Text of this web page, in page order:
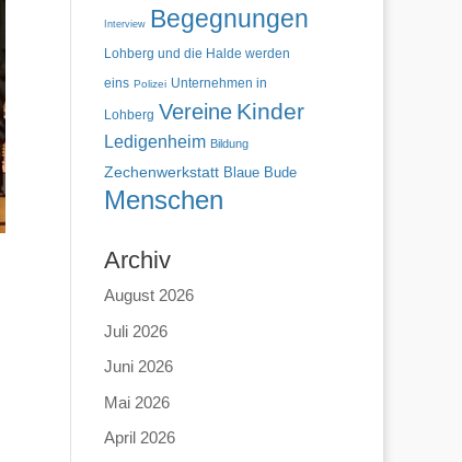
Interview Begegnungen
Lohberg und die Halde werden
eins Polizei Unternehmen in
Lohberg Vereine Kinder
Ledigenheim Bildung
Zechenwerkstatt Blaue Bude
Menschen
Archiv
August 2026
Juli 2026
Juni 2026
Mai 2026
April 2026